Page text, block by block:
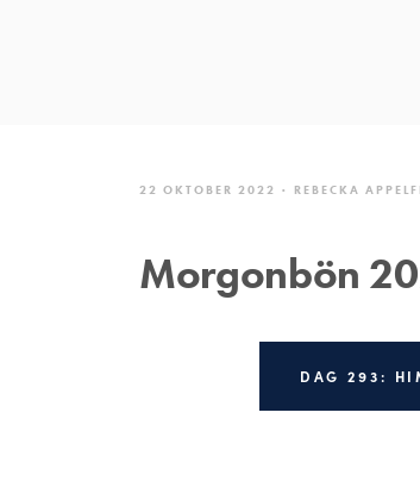
Morgonbön
DAG 293:
REBECKA
22 OKTOBER 2022